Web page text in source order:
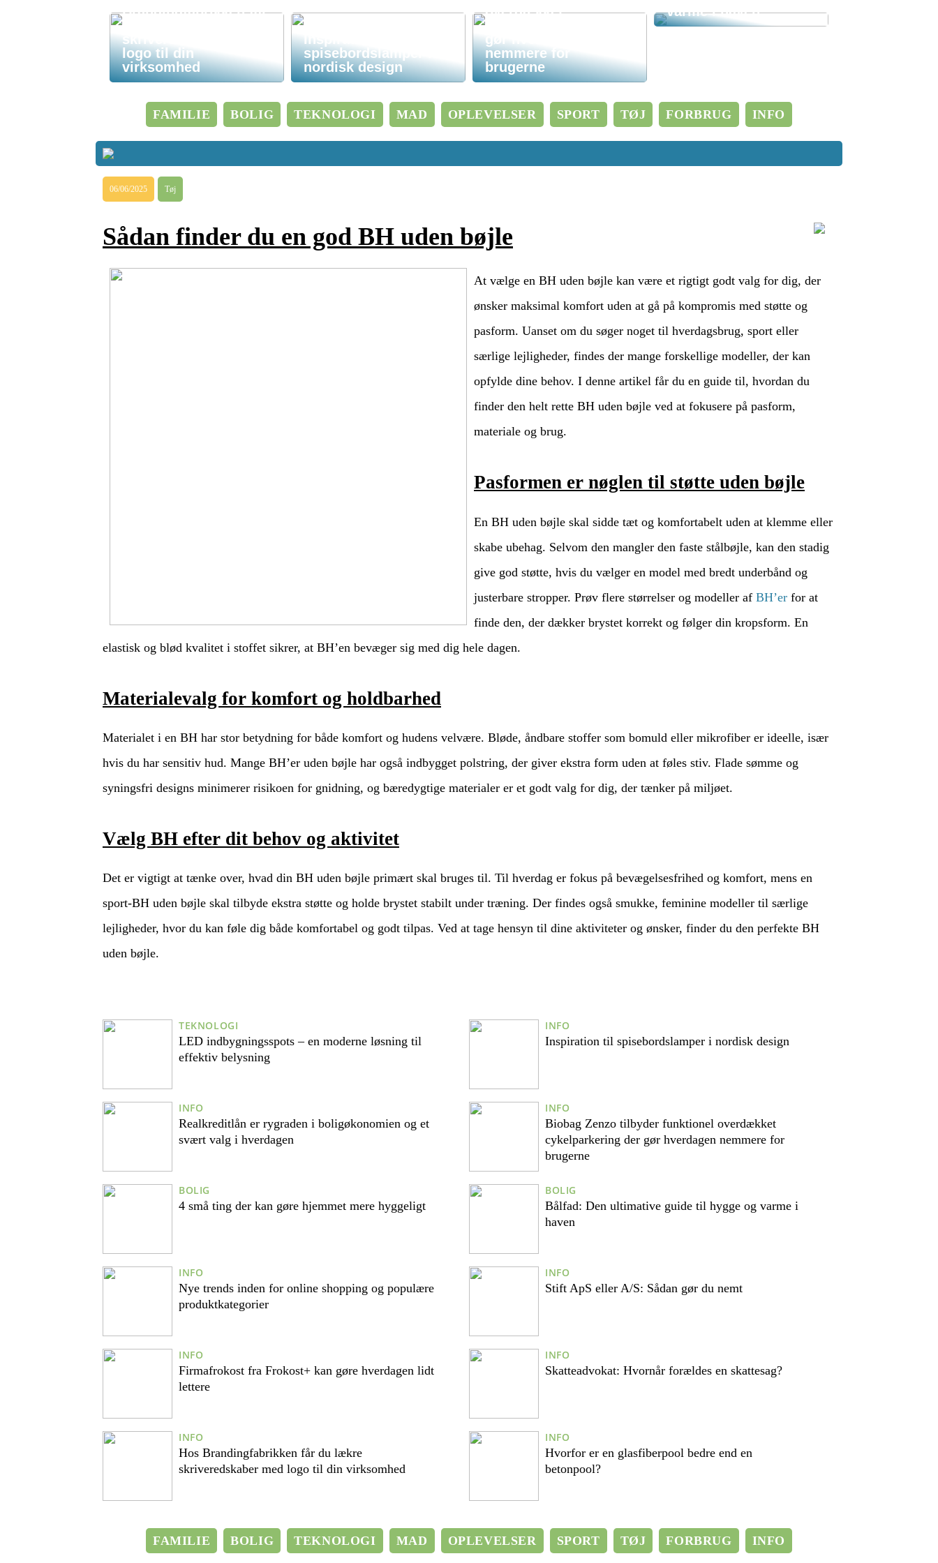
Brandingfabrikken får
skriveredskaber med
logo til din
virksomhed
Inspiration til
spisebordslamper i
nordisk design
overdækket
gør hverdagen
nemmere for
brugerne
varme i haven
FAMILIE BOLIG TEKNOLOGI MAD OPLEVELSER SPORT TØJ FORBRUG INFO
06/06/2025 Tøj
Sådan finder du en god BH uden bøjle
At vælge en BH uden bøjle kan være et rigtigt godt valg for dig, der
ønsker maksimal komfort uden at gå på kompromis med støtte og
pasform. Uanset om du søger noget til hverdagsbrug, sport eller
særlige lejligheder, findes der mange forskellige modeller, der kan
opfylde dine behov. I denne artikel får du en guide til, hvordan du
finder den helt rette BH uden bøjle ved at fokusere på pasform,
materiale og brug.
Pasformen er nøglen til støtte uden bøjle
En BH uden bøjle skal sidde tæt og komfortabelt uden at klemme eller
skabe ubehag. Selvom den mangler den faste stålbøjle, kan den stadig
give god støtte, hvis du vælger en model med bredt underbånd og
justerbare stropper. Prøv flere størrelser og modeller af BH’er for at
finde den, der dækker brystet korrekt og følger din kropsform. En
elastisk og blød kvalitet i stoffet sikrer, at BH’en bevæger sig med dig hele dagen.
Materialevalg for komfort og holdbarhed
Materialet i en BH har stor betydning for både komfort og hudens velvære. Bløde, åndbare stoffer som bomuld eller mikrofiber er ideelle, især
hvis du har sensitiv hud. Mange BH’er uden bøjle har også indbygget polstring, der giver ekstra form uden at føles stiv. Flade sømme og
syningsfri designs minimerer risikoen for gnidning, og bæredygtige materialer er et godt valg for dig, der tænker på miljøet.
Vælg BH efter dit behov og aktivitet
Det er vigtigt at tænke over, hvad din BH uden bøjle primært skal bruges til. Til hverdag er fokus på bevægelsesfrihed og komfort, mens en
sport-BH uden bøjle skal tilbyde ekstra støtte og holde brystet stabilt under træning. Der findes også smukke, feminine modeller til særlige
lejligheder, hvor du kan føle dig både komfortabel og godt tilpas. Ved at tage hensyn til dine aktiviteter og ønsker, finder du den perfekte BH
uden bøjle.
TEKNOLOGI
LED indbygningsspots – en moderne løsning til
effektiv belysning
INFO
Realkreditlån er rygraden i boligøkonomien og et
svært valg i hverdagen
BOLIG
4 små ting der kan gøre hjemmet mere hyggeligt
INFO
Nye trends inden for online shopping og populære
produktkategorier
INFO
Firmafrokost fra Frokost+ kan gøre hverdagen lidt
lettere
INFO
Hos Brandingfabrikken får du lækre
skriveredskaber med logo til din virksomhed
INFO
Inspiration til spisebordslamper i nordisk design
INFO
Biobag Zenzo tilbyder funktionel overdækket
cykelparkering der gør hverdagen nemmere for
brugerne
BOLIG
Bålfad: Den ultimative guide til hygge og varme i
haven
INFO
Stift ApS eller A/S: Sådan gør du nemt
INFO
Skatteadvokat: Hvornår forældes en skattesag?
INFO
Hvorfor er en glasfiberpool bedre end en
betonpool?
FAMILIE BOLIG TEKNOLOGI MAD OPLEVELSER SPORT TØJ FORBRUG INFO